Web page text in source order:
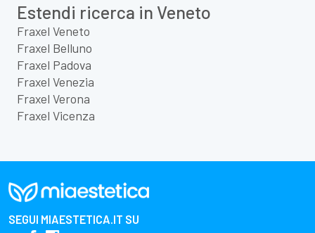
Estendi ricerca in Veneto
Fraxel Veneto
Fraxel Belluno
Fraxel Padova
Fraxel Venezia
Fraxel Verona
Fraxel Vicenza
SEGUI MIAESTETICA.IT SU